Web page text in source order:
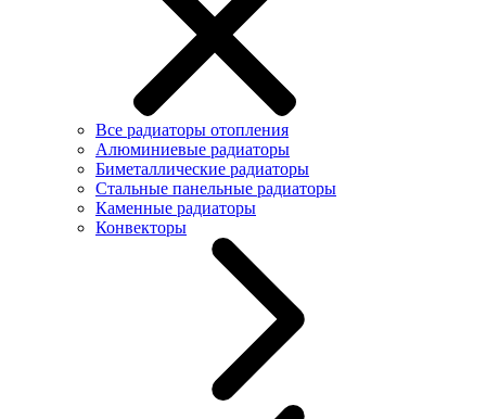
Все радиаторы отопления
Алюминиевые радиаторы
Биметаллические радиаторы
Стальные панельные радиаторы
Каменные радиаторы
Конвекторы